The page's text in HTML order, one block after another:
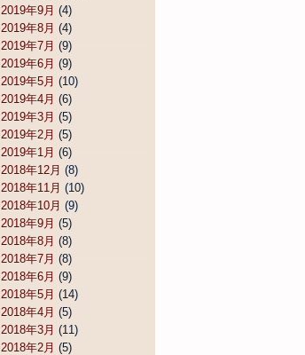
2019年9月 (4)
2019年8月 (4)
2019年7月 (9)
2019年6月 (9)
2019年5月 (10)
2019年4月 (6)
2019年3月 (5)
2019年2月 (5)
2019年1月 (6)
2018年12月 (8)
2018年11月 (10)
2018年10月 (9)
2018年9月 (5)
2018年8月 (8)
2018年7月 (8)
2018年6月 (9)
2018年5月 (14)
2018年4月 (5)
2018年3月 (11)
2018年2月 (5)